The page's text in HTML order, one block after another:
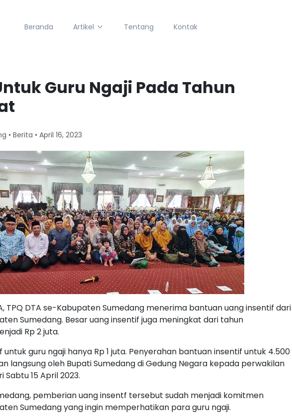
Beranda Artikel Tentang Kontak
Guru Ngaji Pada Tahun
• Berita • April 16, 2023
TPQ DTA se-Kabupaten Sumedang menerima bantuan uang insentif dari
Sumedang. Besar uang insentif juga meningkat dari tahun
Rp 2 juta.
untuk guru ngaji hanya Rp 1 juta. Penyerahan bantuan insentif untuk 4.500
langsung oleh Bupati Sumedang di Gedung Negara kepada perwakilan
Sabtu 15 April 2023.
pemberian uang insentf tersebut sudah menjadi komitmen
Sumedang yang ingin memperhatikan para guru ngaji.